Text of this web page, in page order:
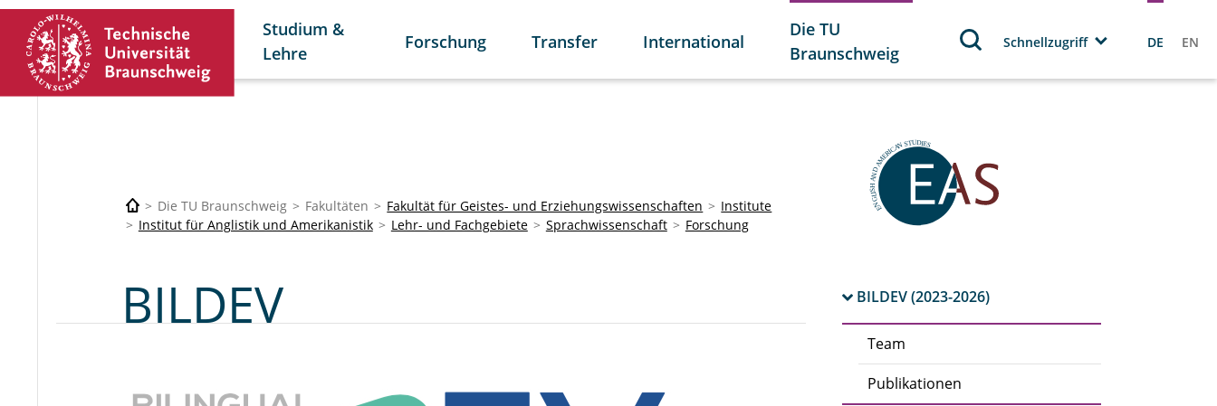
Studium &
Lehre
Forschung Transfer International
Die TU
Braunschweig
Schnellzugriff DE EN
Die TU Braunschweig Fakultäten Fakultät für Geistes- und Erziehungswissenschaften
Institute
Institut für Anglistik und Amerikanistik
Lehr- und Fachgebiete Sprachwissenschaft Forschung
BILDEV (2023-2026)
Team
Publikationen
BILDEV